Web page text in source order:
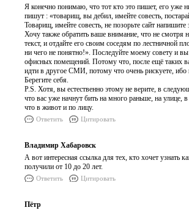
Я конечно понимаю, что тот кто это пишет, его уже
пишут : «товарищ, вы дебил, имейте совесть,
Товарищ, имейте совесть, не позорьте сайт
Хочу также обратить ваше внимание, что не смотря
текст, и отдайте его своим соседям по лестничной
ни чего не понятно!». Последуйте моему совету и вы
офисных помещений. Потому что, после ещё таких
идти в другое СМИ, потому что очень рискуете, ибо
Берегите себя.
P.S. Хотя, вы естественно этому не верите, в
что вас уже начнут бить на много раньше, на улице,
что в живот и по лицу.
Ответить Цитировать
Владимир Хабаровск
А вот интересная ссылка для тех, кто хочет узнать
получили от 10 до 20 лет.
Ответить Цитировать
Пётр